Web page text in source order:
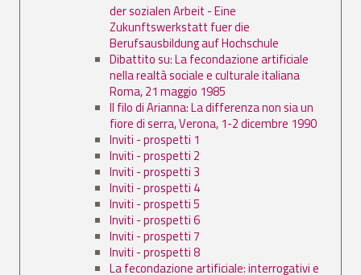
der sozialen Arbeit - Eine
Zukunftswerkstatt fuer die
Berufsausbildung auf Hochschule
Dibattito su: La fecondazione artificiale
nella realtà sociale e culturale italiana
Roma, 21 maggio 1985
Il filo di Arianna: La differenza non sia un
fiore di serra, Verona, 1-2 dicembre 1990
Inviti - prospetti 1
Inviti - prospetti 2
Inviti - prospetti 3
Inviti - prospetti 4
Inviti - prospetti 5
Inviti - prospetti 6
Inviti - prospetti 7
Inviti - prospetti 8
La fecondazione artificiale: interrogativi e